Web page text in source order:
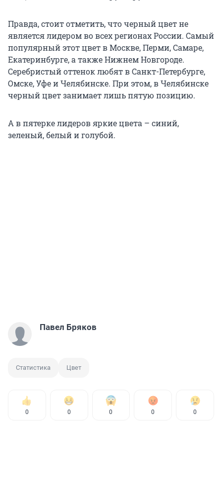
Правда, стоит отметить, что черный цвет не
является лидером во всех регионах России. Самый
популярный этот цвет в Москве, Перми, Самаре,
Екатеринбурге, а также Нижнем Новгороде.
Серебристый оттенок любят в Санкт-Петербурге,
Омске, Уфе и Челябинске. При этом, в Челябинске
черный цвет занимает лишь пятую позицию.
А в пятерке лидеров яркие цвета – синий,
зеленый, белый и голубой.
Павел Бряков
Статистика Цвет
0 0 0 0 0